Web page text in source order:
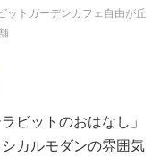
ットガーデンカフェ自由が丘
ビットのおはなし」
カルモダンの雰囲気